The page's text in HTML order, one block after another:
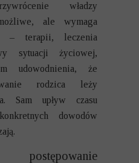
władzy
ale wymaga
– terapii, leczenia
sytuacji życiowej,
udowodnienia, że
rodzica leży
Sam upływ czasu
dowodów